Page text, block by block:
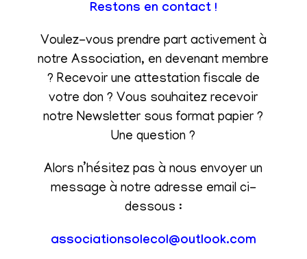
Restons en contact !
Voulez-vous prendre part activement à
notre Association, en devenant membre
? Recevoir une attestation fiscale de
votre don ? Vous souhaitez recevoir
notre Newsletter sous format papier ?
Une question ?
Alors n’hésitez pas à nous envoyer un
message à notre adresse email ci-
dessous :
associationsolecol@outlook.com